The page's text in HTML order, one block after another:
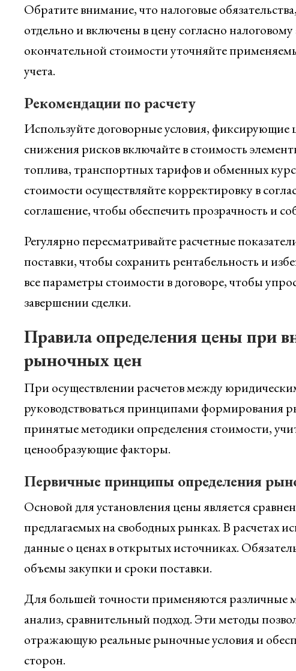
Обратите внимание, что налоговые
отдельно и включены в цену согласно
окончательной стоимости уточняйте
учета.
Рекомендации по расчету
Используйте договорные условия,
снижения рисков включайте в стоимость
топлива, транспортных тарифов и обменных
стоимости осуществляйте корректировку в
соглашение, чтобы обеспечить прозрачность и
Регулярно пересматривайте расчетные
поставки, чтобы сохранить рентабельность и
все параметры стоимости в договоре, чтобы
завершении сделки.
Правила определения цены при
рыночных цен
При осуществлении расчетов между
руководствоваться принципами формирования
принятые методики определения стоимости,
ценообразующие факторы.
Первичные принципы определения
Основой для установления цены является
предлагаемых на свободных рынках. В расчетах
данные о ценах в открытых источниках.
объемы закупки и сроки поставки.
Для большей точности применяются различные
анализ, сравнительный подход. Эти методы
отражающую реальные рыночные условия и
сторон.